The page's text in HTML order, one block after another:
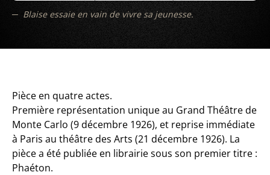
Blaise essaie en vain de vivre sa jeunesse.
Pièce en quatre actes.
Première représentation unique au Grand Théâtre de
Monte Carlo (9 décembre 1926), et reprise immédiate
à Paris au théâtre des Arts (21 décembre 1926). La
pièce a été publiée en librairie sous son premier titre :
Phaéton.